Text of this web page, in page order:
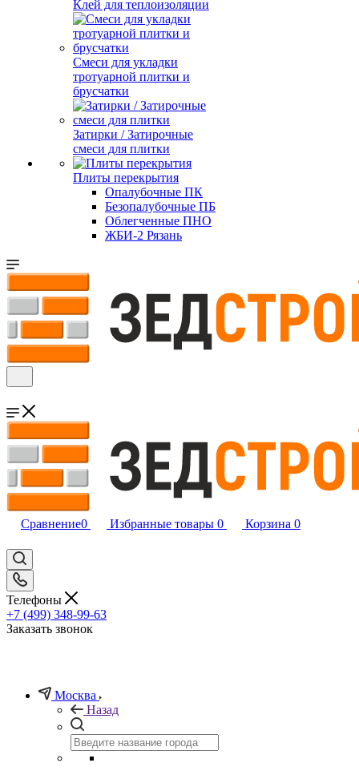
Клей для теплоизоляции
Смеси для укладки
тротуарной плитки и
брусчатки
Затирки / Затирочные
смеси для плитки
Плиты перекрытия
Опалубочные ПК
Безопалубочные ПБ
Облегченные ПНО
ЖБИ-2 Рязань
Сравнение0 Избранные товары 0 Корзина 0
Телефоны
+7 (499) 348-99-63
Заказать звонок
Москва
Назад